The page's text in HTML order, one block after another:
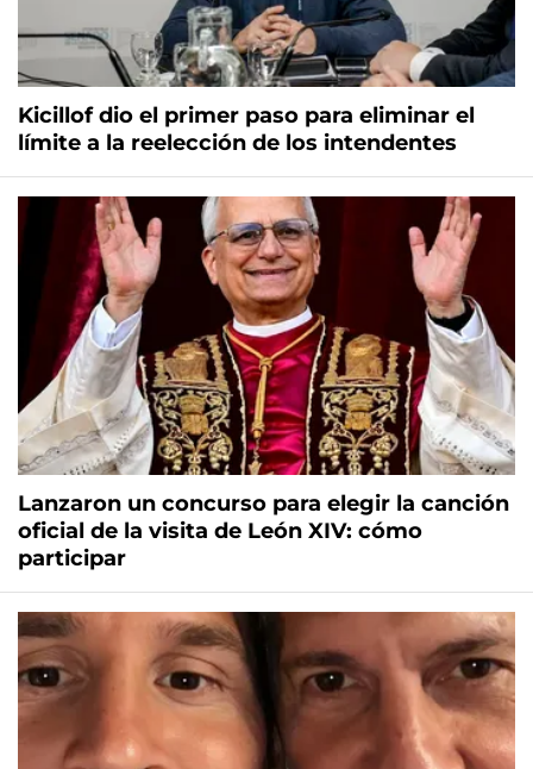
Kicillof dio el primer paso para eliminar el
límite a la reelección de los intendentes
Lanzaron un concurso para elegir la canción
oficial de la visita de León XIV: cómo
participar